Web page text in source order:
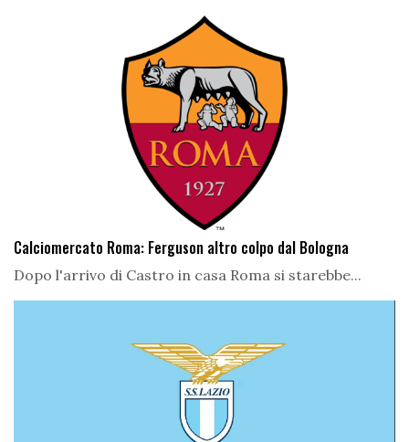
Calciomercato Roma: Ferguson altro colpo dal Bologna
Dopo l'arrivo di Castro in casa Roma si starebbe...